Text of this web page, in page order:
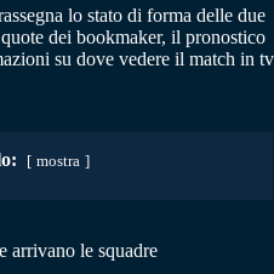
lo stato di forma delle due
dei bookmaker, il pronostico
su dove vedere il match in tv
mostra
arrivano le squadre